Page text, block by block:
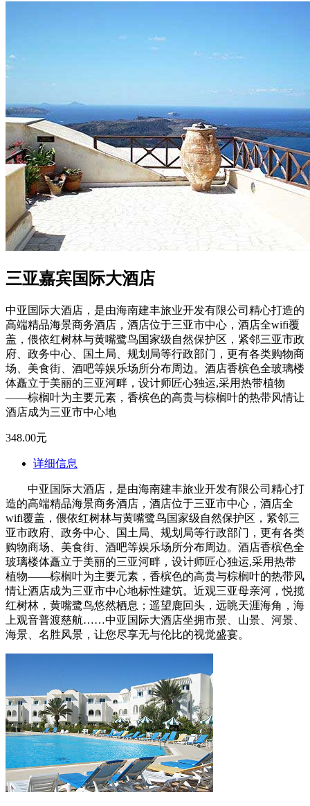
三亚嘉宾国际大酒店
中亚国际大酒店，是由海南建丰旅业开发有限公司精心打造的
高端精品海景商务酒店，酒店位于三亚市中心，酒店全wifi覆
盖，偎依红树林与黄嘴鹭鸟国家级自然保护区，紧邻三亚市政
府、政务中心、国土局、规划局等行政部门，更有各类购物商
场、美食街、酒吧等娱乐场所分布周边。酒店香槟色全玻璃楼
体矗立于美丽的三亚河畔，设计师匠心独运,采用热带植物
——棕榈叶为主要元素，香槟色的高贵与棕榈叶的热带风情让
酒店成为三亚市中心地
348.00元
详细信息
中亚国际大酒店，是由海南建丰旅业开发有限公司精心打
造的高端精品海景商务酒店，酒店位于三亚市中心，酒店全
wifi覆盖，偎依红树林与黄嘴鹭鸟国家级自然保护区，紧邻三
亚市政府、政务中心、国土局、规划局等行政部门，更有各类
购物商场、美食街、酒吧等娱乐场所分布周边。酒店香槟色全
玻璃楼体矗立于美丽的三亚河畔，设计师匠心独运,采用热带
植物——棕榈叶为主要元素，香槟色的高贵与棕榈叶的热带风
情让酒店成为三亚市中心地标性建筑。近观三亚母亲河，悦揽
红树林，黄嘴鹭鸟悠然栖息；遥望鹿回头，远眺天涯海角，海
上观音普渡慈航……中亚国际大酒店坐拥市景、山景、河景、
海景、名胜风景，让您尽享无与伦比的视觉盛宴。